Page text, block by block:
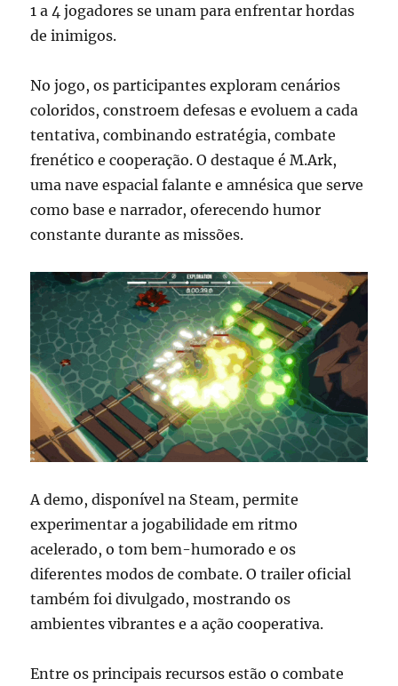
1 a 4 jogadores se unam para enfrentar hordas
de inimigos.
No jogo, os participantes exploram cenários
coloridos, constroem defesas e evoluem a cada
tentativa, combinando estratégia, combate
frenético e cooperação. O destaque é M.Ark,
uma nave espacial falante e amnésica que serve
como base e narrador, oferecendo humor
constante durante as missões.
A demo, disponível na Steam, permite
experimentar a jogabilidade em ritmo
acelerado, o tom bem-humorado e os
diferentes modos de combate. O trailer oficial
também foi divulgado, mostrando os
ambientes vibrantes e a ação cooperativa.
Entre os principais recursos estão o combate